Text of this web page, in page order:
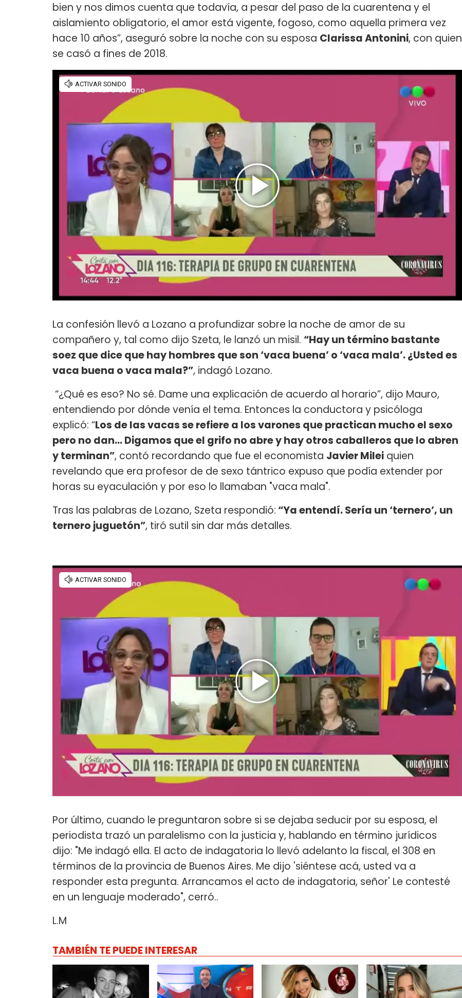
bien y nos dimos cuenta que todavía, a pesar del paso de la cuarentena y el
aislamiento obligatorio, el amor está vigente, fogoso, como aquella primera vez
hace 10 años”, aseguró sobre la noche con su esposa Clarissa Antonini, con quien
se casó a fines de 2018.
La confesión llevó a Lozano a profundizar sobre la noche de amor de su
compañero y, tal como dijo Szeta, le lanzó un misil. “Hay un término bastante
soez que dice que hay hombres que son ‘vaca buena’ o ‘vaca mala’. ¿Usted es
vaca buena o vaca mala?”, indagó Lozano.
“¿Qué es eso? No sé. Dame una explicación de acuerdo al horario”, dijo Mauro,
entendiendo por dónde venía el tema. Entonces la conductora y psicóloga
explicó: “Los de las vacas se refiere a los varones que practican mucho el sexo
pero no dan… Digamos que el grifo no abre y hay otros caballeros que lo abren
y terminan”, contó recordando que fue el economista Javier Milei quien
revelando que era profesor de de sexo tántrico expuso que podía extender por
horas su eyaculación y por eso lo llamaban "vaca mala".
Tras las palabras de Lozano, Szeta respondió: “Ya entendí. Sería un ‘ternero’, un
ternero juguetón”, tiró sutil sin dar más detalles.
Por último, cuando le preguntaron sobre si se dejaba seducir por su esposa, el
periodista trazó un paralelismo con la justicia y, hablando en término jurídicos
dijo: "Me indagó ella. El acto de indagatoria lo llevó adelanto la fiscal, el 308 en
términos de la provincia de Buenos Aires. Me dijo 'siéntese acá, usted va a
responder esta pregunta. Arrancamos el acto de indagatoria, señor' Le contesté
en un lenguaje moderado", cerró..
L.M
TAMBIÉN TE PUEDE INTERESAR